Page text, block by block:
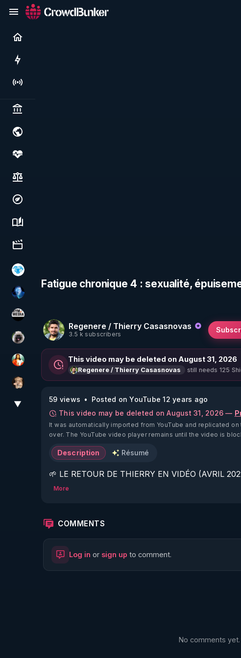
Live
Politics & institutions
Society, justice & freedoms
Economy, environment & technology
Science, history & spirituality
Culture, media & entertainment
A.D.N.M
AH2020
HYM.MEDIA
Priscane
L'autre son de cloche
DataCenter
▼
Fatigue chronique 4 : sexualité,
Regenere / Thierry Casasnovas
3.5 k subscribers
This video may be deleted on August 31, 2026
Regenere / Thierry Casasnovas still needs 125
59 views
Posted on YouTube 12 years ago
This video may be deleted on August 31, 2026 —
It was automatically imported from YouTube and replicated
over. The YouTube video player remains until the video is
Description Résumé
🌱 LE RETOUR DE THIERRY EN VIDÉO (AVRIL
🌱 LE MAGAZINE RÉGÉNÈRE
http://rgnr.li/ymag
More
COMMENTS
Log in or sign up to comment.
No comments